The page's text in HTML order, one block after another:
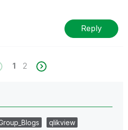
Reply
1 2
qlikview